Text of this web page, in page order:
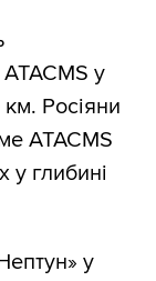
у
Росіяни
ATACMS
у глибині
у